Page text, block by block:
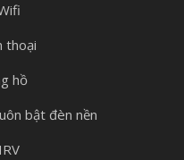
thoại
hồ
bật đèn nền